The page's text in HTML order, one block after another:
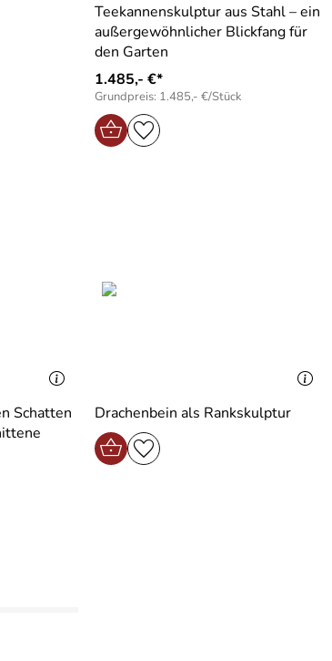
Teekannenskulptur aus Stahl – ein
außergewöhnlicher Blickfang für
den Garten
1.485,- €*
Grundpreis: 1.485,- €/Stück
Schatten
Drachenbein als Rankskulptur